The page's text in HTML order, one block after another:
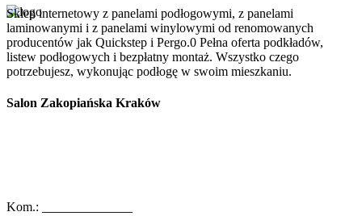
Sklep internetowy z panelami podłogowymi, z panelami
laminowanymi i z panelami winylowymi od renomowanych
producentów jak Quickstep i Pergo.0 Pełna oferta podkładów,
listew podłogowych i bezpłatny montaż. Wszystko czego
potrzebujesz, wykonując podłogę w swoim mieszkaniu.
Salon Zakopiańska Kraków
Kom.: